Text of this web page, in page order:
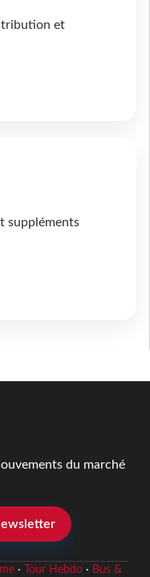
et
suppléments
du marché
· Tour Hebdo· Bus &